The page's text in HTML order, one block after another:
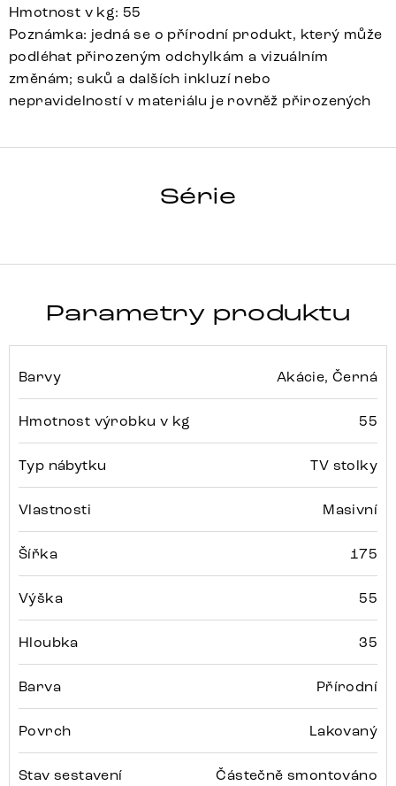
Hmotnost v kg: 55
Poznámka: jedná se o přírodní produkt, který může
podléhat přirozeným odchylkám a vizuálním
změnám; suků a dalších inkluzí nebo
nepravidelností v materiálu je rovněž přirozených
Série
Parametry produktu
Barvy Akácie, Černá
Hmotnost výrobku v kg 55
Typ nábytku TV stolky
Vlastnosti Masivní
Šířka 175
Výška 55
Hloubka 35
Barva Přírodní
Povrch Lakovaný
Stav sestavení Částečně smontováno